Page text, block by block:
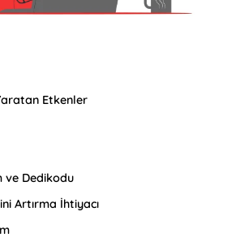
Etkenler
ve Dedikodu
Artırma İhtiyacı